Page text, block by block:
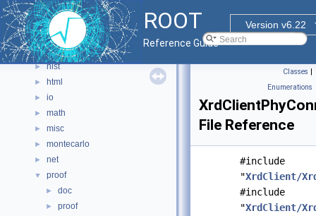
ROOT
Version v6.22
Reference Guide
► geom
► graf2d
► graf3d
► gui
► hist
► html
► io
► math
► misc
► montecarlo
► net
▼ proof
► doc
► proof
Classes |
Enumerations
File Reference
#include
"XrdClient/
#include
"XrdClient/